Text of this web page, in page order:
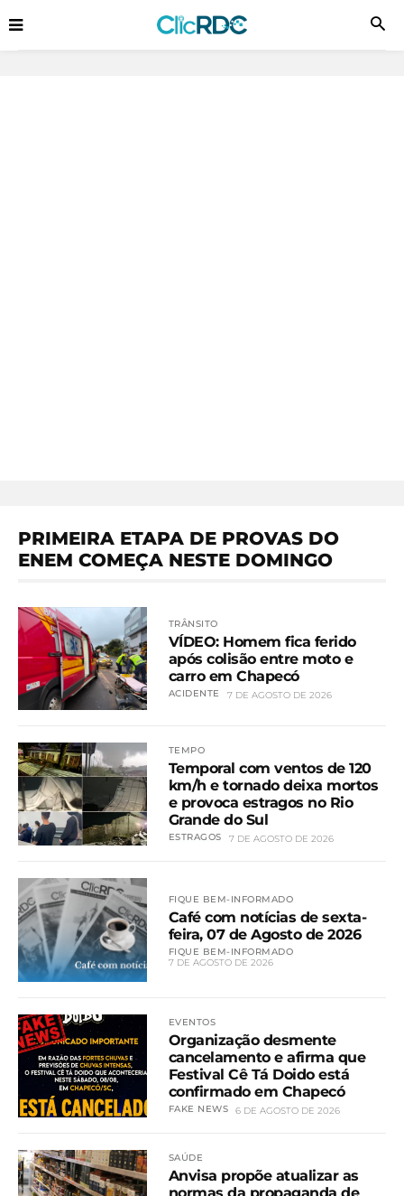
PRIMEIRA ETAPA DE PROVAS DO
ENEM COMEÇA NESTE DOMINGO
TRÂNSITO
VÍDEO: Homem fica ferido
após colisão entre moto e
carro em Chapecó
ACIDENTE 7 DE AGOSTO DE 2026
TEMPO
Temporal com ventos de 120
km/h e tornado deixa mortos
e provoca estragos no Rio
Grande do Sul
ESTRAGOS 7 DE AGOSTO DE 2026
FIQUE BEM-INFORMADO
Café com notícias de sexta-
feira, 07 de Agosto de 2026
FIQUE BEM-INFORMADO
7 DE AGOSTO DE 2026
EVENTOS
Organização desmente
cancelamento e afirma que
Festival Cê Tá Doido está
confirmado em Chapecó
FAKE NEWS 6 DE AGOSTO DE 2026
SAÚDE
Anvisa propõe atualizar as